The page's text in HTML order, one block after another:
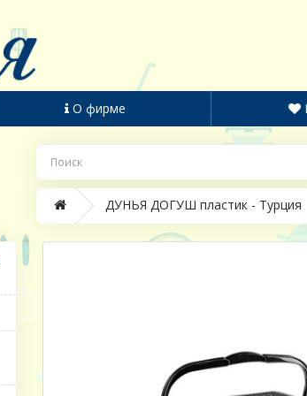
О фирме
ДУНЬЯ ДОГУШ пластик - Турция